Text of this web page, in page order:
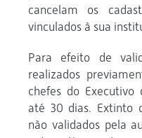
cancelam os
vinculados à sua
Para efeito de
realizados
chefes do
até 30 dias. Extinto
não validados pela